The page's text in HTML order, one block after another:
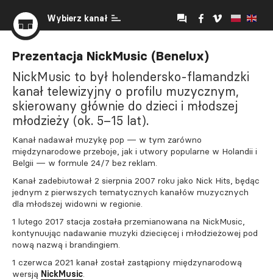
Wybierz kanał
Prezentacja NickMusic (Benelux)
NickMusic to był holendersko-flamandzki
kanał telewizyjny o profilu muzycznym,
skierowany głównie do dzieci i młodszej
młodzieży (ok. 5–15 lat).
Kanał nadawał muzykę pop — w tym zarówno
międzynarodowe przeboje, jak i utwory popularne w Holandii i
Belgii — w formule 24/7 bez reklam.
Kanał zadebiutował 2 sierpnia 2007 roku jako Nick Hits, będąc
jednym z pierwszych tematycznych kanałów muzycznych
dla młodszej widowni w regionie.
1 lutego 2017 stacja została przemianowana na NickMusic,
kontynuując nadawanie muzyki dziecięcej i młodzieżowej pod
nową nazwą i brandingiem.
1 czerwca 2021 kanał został zastąpiony międzynarodową
wersją NickMusic.